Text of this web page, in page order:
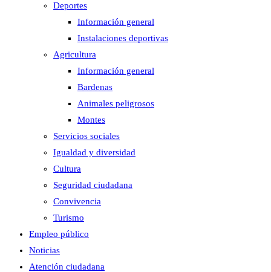
Deportes
Información general
Instalaciones deportivas
Agricultura
Información general
Bardenas
Animales peligrosos
Montes
Servicios sociales
Igualdad y diversidad
Cultura
Seguridad ciudadana
Convivencia
Turismo
Empleo público
Noticias
Atención ciudadana